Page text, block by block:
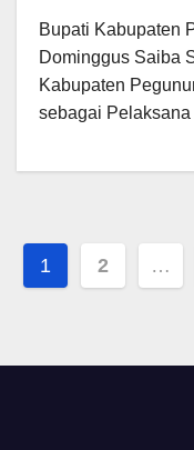
Bupati Kabupaten
Dominggus Saiba
Kabupaten
sebagai
Posts
1 2 …